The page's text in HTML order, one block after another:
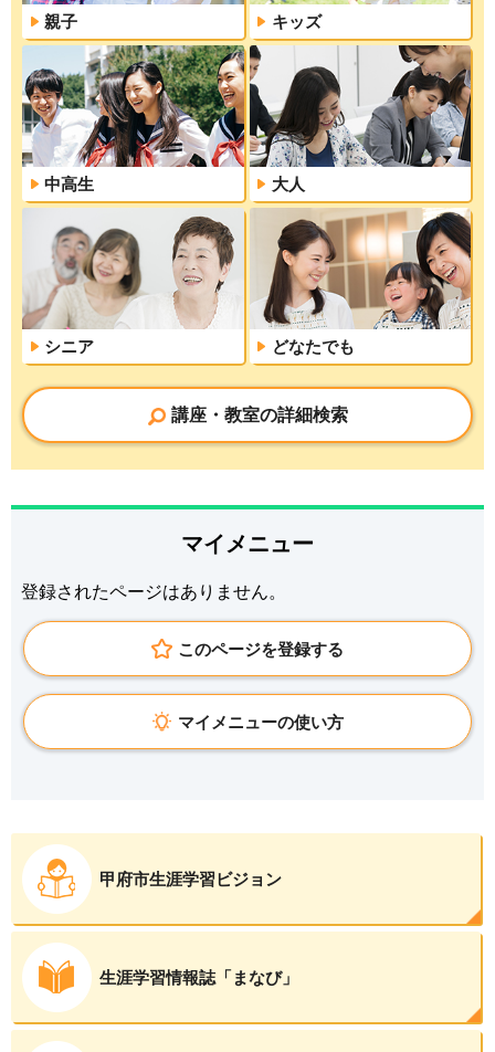
親子 キッズ
中高生 大人
シニア どなたでも
講座・教室の詳細検索
マイメニュー
登録されたページはありません。
このページを登録する
マイメニューの使い方
甲府市生涯学習ビジョン
生涯学習情報誌「まなび」